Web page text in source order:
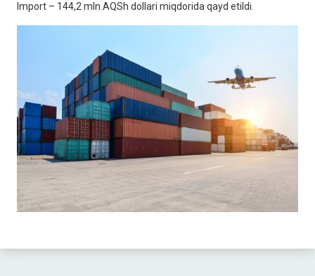
Import – 144,2 mln.AQSh dollari miqdorida qayd etildi.